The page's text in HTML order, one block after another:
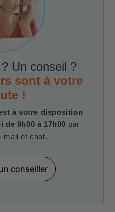
Un conseil ?
sont à votre
!
à votre disposition
9h00 à 17h00 par
mail et chat.
conseiller